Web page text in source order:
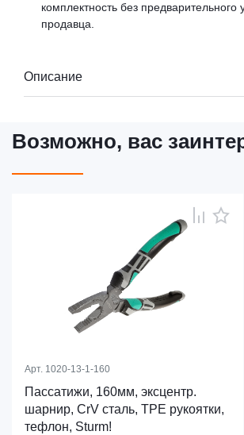
комплектность без предварительного
продавца.
Описание
Возможно, вас
Арт. 1020-13-1-160
Пассатижи, 160мм, эксцентр.
шарнир, CrV сталь, TPE рукоятки,
тефлон, Sturm!